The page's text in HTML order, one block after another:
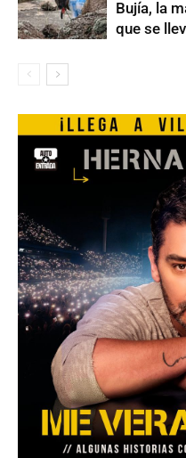
Bujía, la
que se